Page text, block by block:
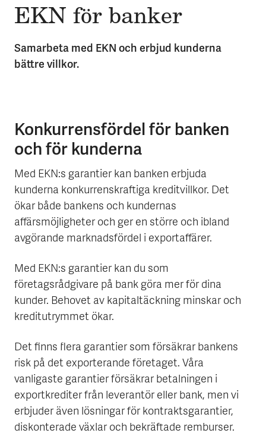
EKN för banker
Samarbeta med EKN och erbjud kunderna
bättre villkor.
Konkurrensfördel för banken
och för kunderna
Med EKN:s garantier kan banken erbjuda
kunderna konkurrenskraftiga kreditvillkor. Det
ökar både bankens och kundernas
affärsmöjligheter och ger en större och ibland
avgörande marknadsfördel i exportaffärer.
Med EKN:s garantier kan du som
företagsrådgivare på bank göra mer för dina
kunder. Behovet av kapitaltäckning minskar och
kreditutrymmet ökar.
Det finns flera garantier som försäkrar bankens
risk på det exporterande företaget. Våra
vanligaste garantier försäkrar betalningen i
exportkrediter från leverantör eller bank, men vi
erbjuder även lösningar för kontraktsgarantier,
diskonterade växlar och bekräftade remburser.